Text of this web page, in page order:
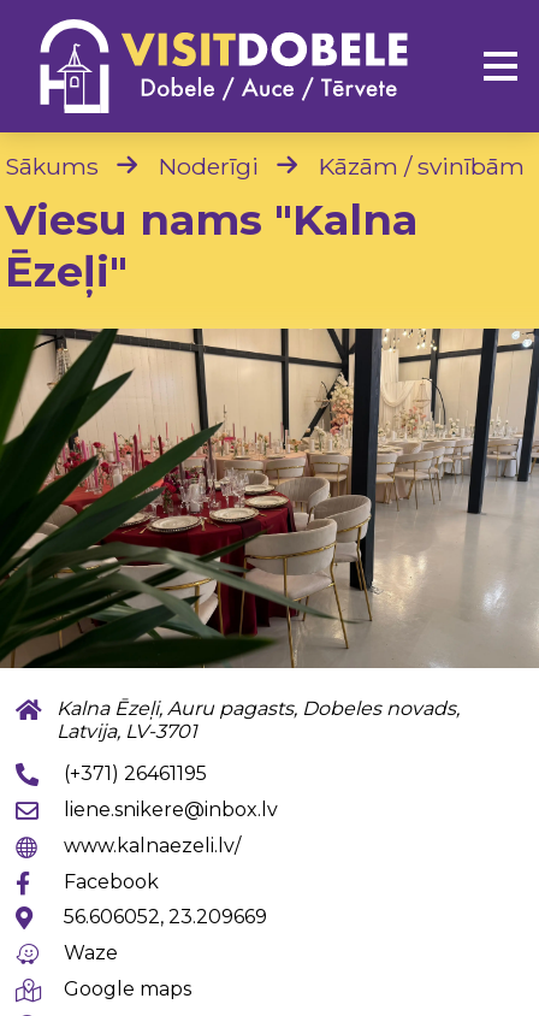
Sākums Noderīgi Kāzām / svinībām
Viesu nams "Kalna
Ēzeļi"
Kalna Ēzeļi, Auru pagasts, Dobeles novads,
Latvija, LV-3701
(+371) 26461195
liene.snikere@inbox.lv
www.kalnaezeli.lv/
Facebook
56.606052, 23.209669
Waze
Google maps